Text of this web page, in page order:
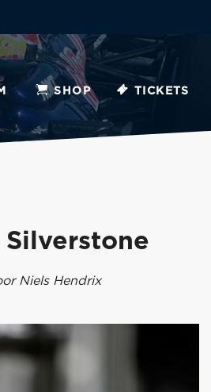
SHOP TICKETS
Niels Hendrix